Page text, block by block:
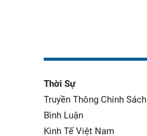
Thời Sự
Truyền Thông Chính Sách
Bình Luận
Kinh Tế Việt Nam